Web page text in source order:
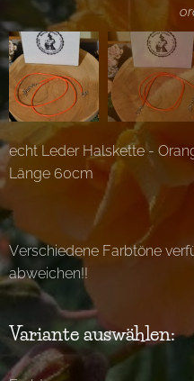
echt Leder Halskette -
Länge 60cm
Verschiedene Farbtöne
abweichen!!
Variante auswählen: